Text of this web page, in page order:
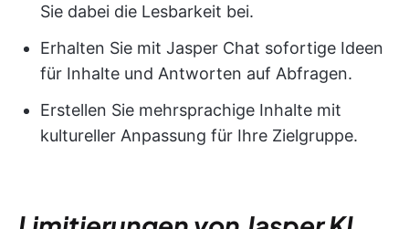
Sie dabei die Lesbarkeit bei.
Erhalten Sie mit Jasper Chat sofortige Ideen
für Inhalte und Antworten auf Abfragen.
Erstellen Sie mehrsprachige Inhalte mit
kultureller Anpassung für Ihre Zielgruppe.